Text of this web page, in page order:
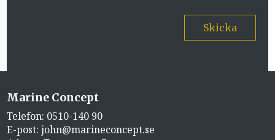
Skicka
Marine Concept
Telefon: 0510-140 90
E-post:john@marineconcept.se